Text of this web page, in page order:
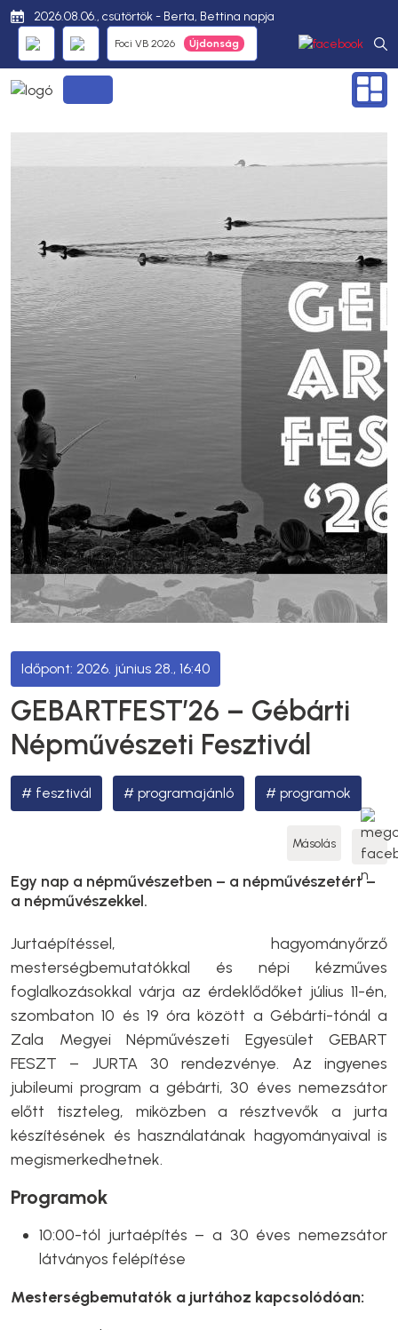
2026.08.06., csütörtök - Berta, Bettina napja
Foci VB 2026
2026. június 28., 16:40
GEBARTFEST’26 – Gébárti
Népművészeti Fesztivál
fesztivál programajánló programok
Másolás
Egy nap a népművészetben – a népművészetért –
a népművészekkel.
Jurtaépítéssel, hagyományőrző
mesterségbemutatókkal és népi kézműves
foglalkozásokkal várja az érdeklődőket július 11-én,
szombaton 10 és 19 óra között a Gébárti-tónál a
Zala Megyei Népművészeti Egyesület GEBART
FESZT – JURTA 30 rendezvénye. Az ingyenes
jubileumi program a gébárti, 30 éves nemezsátor
előtt tiszteleg, miközben a résztvevők a jurta
készítésének és használatának hagyományaival is
megismerkedhetnek.
Programok
10:00-tól jurtaépítés – a 30 éves nemezsátor
látványos felépítése
Mesterségbemutatók a jurtához kapcsolódóan: